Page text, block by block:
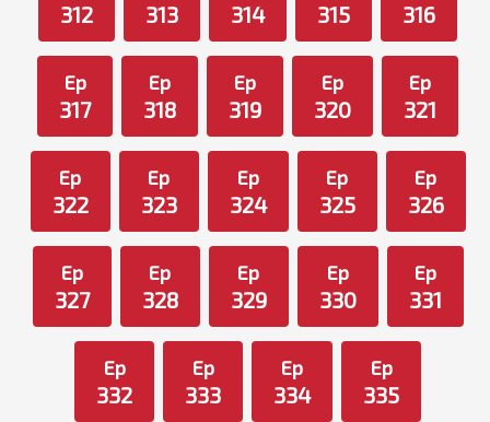
312 313 314 315 316
Ep
317
Ep
318
Ep
319
Ep
320
Ep
321
Ep
322
Ep
323
Ep
324
Ep
325
Ep
326
Ep
327
Ep
328
Ep
329
Ep
330
Ep
331
Ep
332
Ep
333
Ep
334
Ep
335